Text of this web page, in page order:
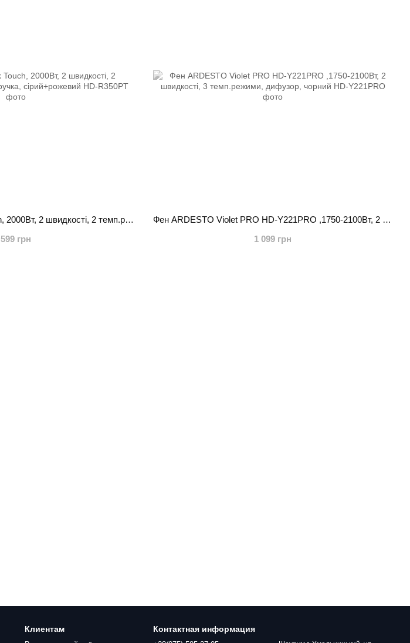
Фен ARDESTO Pink Touch, 2000Вт, 2 швидкості, 2 темп.режими, складана ручка, сірий+рожевий
599 грн
Фен ARDESTO Violet PRO HD-Y221PRO ,1750-2100Вт, 2 швидкості, 3 темп.режими, дифузор, чорний
1 099 грн
Клиентам Контактная информация